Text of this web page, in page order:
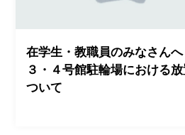
在学生・教職員のみなさんへ
３・４号館駐輪場における
ついて